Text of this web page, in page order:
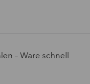
– Ware schnell